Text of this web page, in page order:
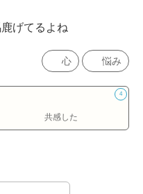
げてるよね
心 悩み
4
共感した